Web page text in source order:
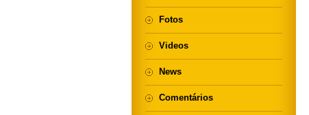
Fotos
Videos
News
Comentários